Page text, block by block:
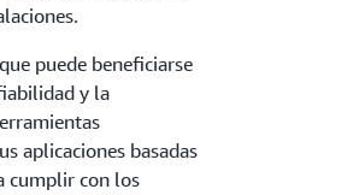
puede beneficiarse
y la
aplicaciones basadas
cumplir con los